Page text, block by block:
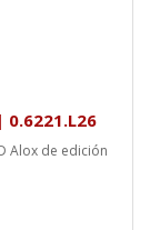
0.6221.L26
Alox de edición